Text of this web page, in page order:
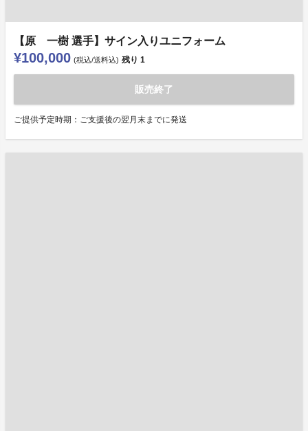
【原 一樹 選手】サイン入りユニフォーム
¥100,000 (税込/送料込) 残り 1
販売終了
ご提供予定時期：ご支援後の翌月末までに発送